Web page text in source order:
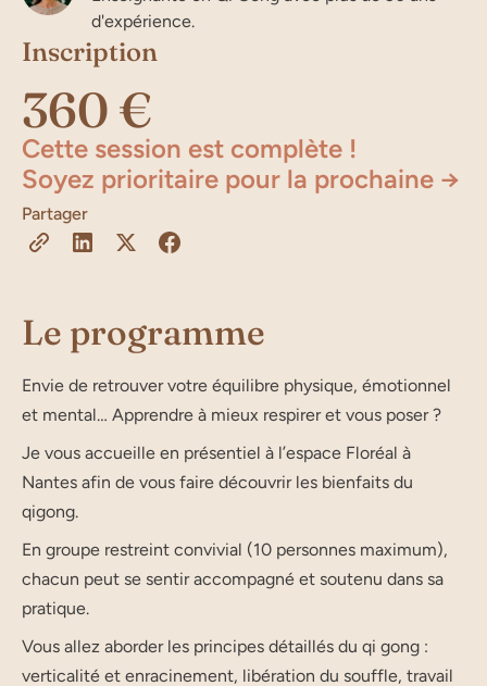
d'expérience.
Inscription
360 €
Cette session est complète !
Soyez prioritaire pour la prochaine →
Partager
Le programme
Envie de retrouver votre équilibre physique, émotionnel
et mental… Apprendre à mieux respirer et vous poser ?
Je vous accueille en présentiel à l’espace Floréal à
Nantes afin de vous faire découvrir les bienfaits du
qigong.
En groupe restreint convivial (10 personnes maximum),
chacun peut se sentir accompagné et soutenu dans sa
pratique.
Vous allez aborder les principes détaillés du qi gong :
verticalité et enracinement, libération du souffle, travail